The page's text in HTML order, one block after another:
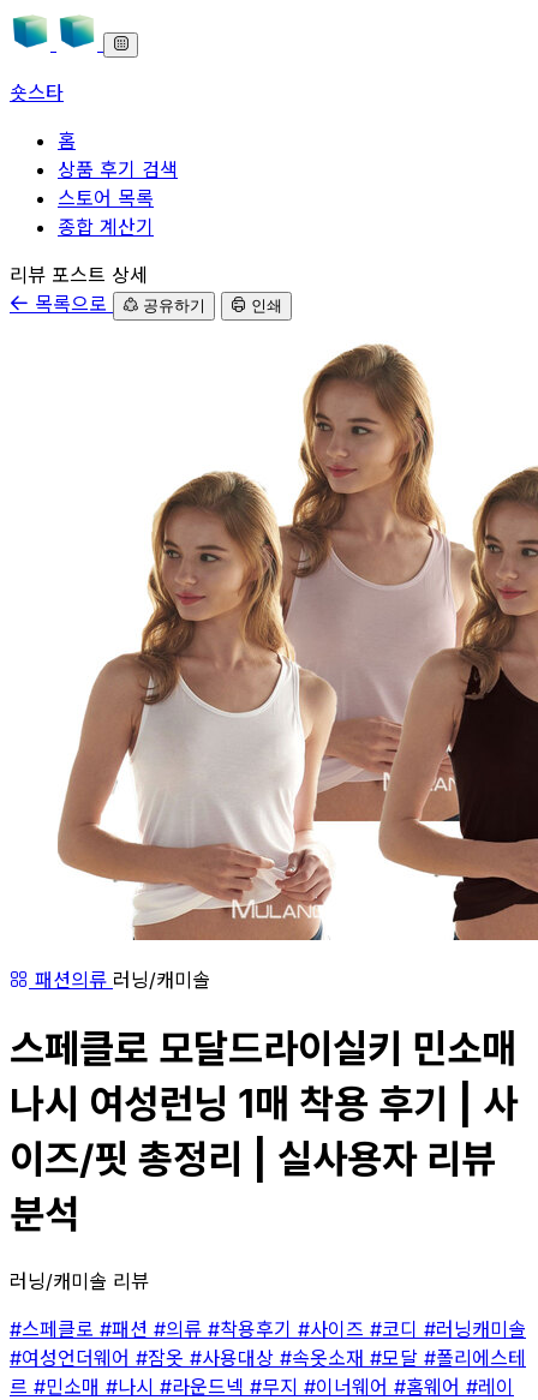
숏스타
홈
상품 후기 검색
스토어 목록
종합 계산기
본문으로 바로가기
리뷰 포스트 상세
목록으로
공유하기 인쇄
패션의류 러닝/캐미솔
스페클로 모달드라이실키 민소매
나시 여성런닝 1매 착용 후기 | 사
이즈/핏 총정리 | 실사용자 리뷰
분석
러닝/캐미솔 리뷰
#스페클로 #패션 #의류 #착용후기 #사이즈 #코디 #러닝캐미솔
#여성언더웨어 #잠옷 #사용대상 #속옷소재 #모달 #폴리에스테
르 #민소매 #나시 #라운드넥 #무지 #이너웨어 #홈웨어 #레이